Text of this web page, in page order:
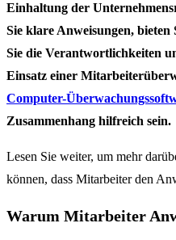
Einhaltung der
Sie klare Anweisungen,
Sie die Verantwortlichkeiten
Einsatz einer
Computer-
Zusammenhang hilfreich sein.
Lesen Sie weiter, um mehr
können, dass Mitarbeiter den
Warum Mitarbeiter